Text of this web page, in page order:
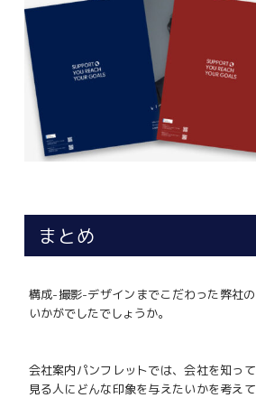
まとめ
構成-撮影-デザインまでこだわった弊社
いかがでしたでしょうか。
会社案内パンフレットでは、会社を知って
見る人にどんな印象を与えたいかを考え